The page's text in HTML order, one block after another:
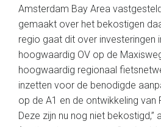
Amsterdam Bay Area
gemaakt over het bekostigen
regio gaat dit over investeringen
hoogwaardig OV op de
hoogwaardig regionaal
inzetten voor de benodigde
op de A1 en de ontwikkeling van
Deze zijn nu nog niet bekostigd,”